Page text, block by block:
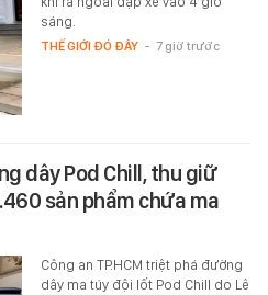
sáng.
THẾ GIỚI ĐÓ ĐÂY - 7 giờ trước
dây Pod Chill, thu giữ
sản phẩm chứa ma
Công an TP.HCM triệt phá đường
dây ma túy đội lốt Pod Chill do Lê